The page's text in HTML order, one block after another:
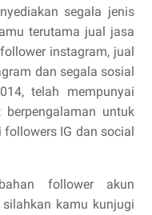
segala jenis
terutama jual jasa
instagram, jual
dan segala sosial
telah mempunyai
untuk
IG dan social
follower akun
kamu kunjugi